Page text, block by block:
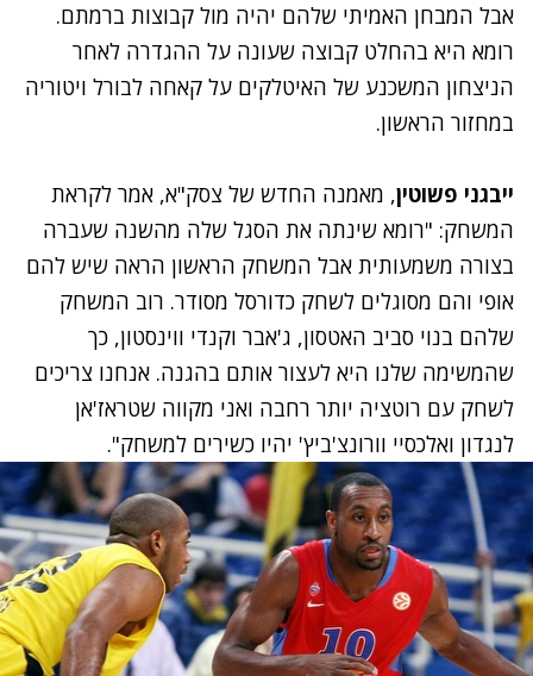
אבל המבחן האמיתי שלהם יהיה מול קבוצות ברמתם.
רומא היא בהחלט קבוצה שעונה על ההגדרה לאחר
הניצחון המשכנע של האיטלקים על קאחה לבורל ויטוריה
במחזור הראשון.
ייבגני פשוטין, מאמנה החדש של צסק"א, אמר לקראת
המשחק: "רומא שינתה את הסגל שלה מהשנה שעברה
בצורה משמעותית אבל המשחק הראשון הראה שיש להם
אופי והם מסוגלים לשחק כדורסל מסודר. רוב המשחק
שלהם בנוי סביב האטסון, ג'אבר וקנדי ווינסטון, כך
שהמשימה שלנו היא לעצור אותם בהגנה. אנחנו צריכים
לשחק עם רוטציה יותר רחבה ואני מקווה שטראז'אן
לנגדון ואלכסיי וורונצ'ביץ' יהיו כשירים למשחק".